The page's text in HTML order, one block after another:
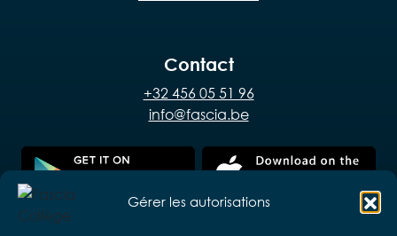
Gérer les autorisations
Contact
+32 456 05 51 96
info@fascia.be